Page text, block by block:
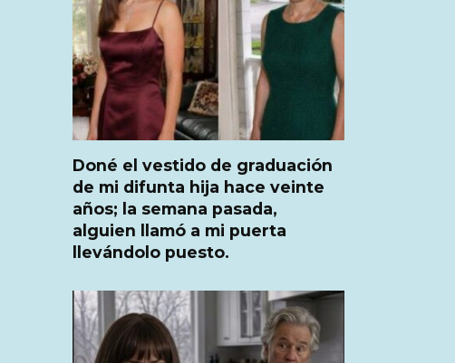
Doné el vestido de graduación
de mi difunta hija hace veinte
años; la semana pasada,
alguien llamó a mi puerta
llevándolo puesto.